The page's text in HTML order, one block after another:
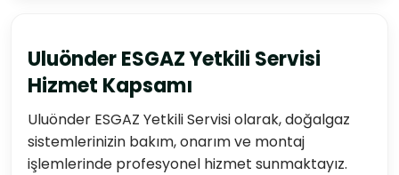
Uluönder ESGAZ Yetkili Servisi
Hizmet Kapsamı
Uluönder ESGAZ Yetkili Servisi olarak, doğalgaz
sistemlerinizin bakım, onarım ve montaj
işlemlerinde profesyonel hizmet sunmaktayız.